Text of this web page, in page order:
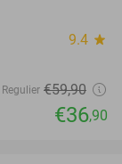
9.4 star
Regulier €59,90
€36,90